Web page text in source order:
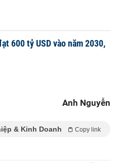
600 tỷ USD vào năm 2030,
Anh Nguyễn
& Kinh Doanh Copy link